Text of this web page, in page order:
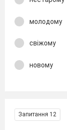
молодому
свіжому
новому
Запитання 12